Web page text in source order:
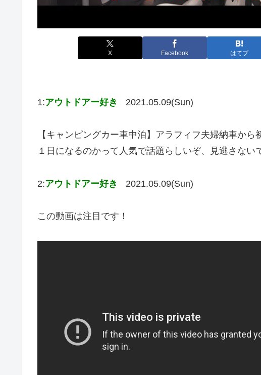
X Facebook はてブ
1:アウトドアー好き 2021.05.09(Sun)
【キャンピングカー車中泊】アラフィフ夫婦納車か
１日になるのかって人気で話題らしいぞ、見逃さない
2:アウトドアー好き 2021.05.09(Sun)
この動画は注目です！